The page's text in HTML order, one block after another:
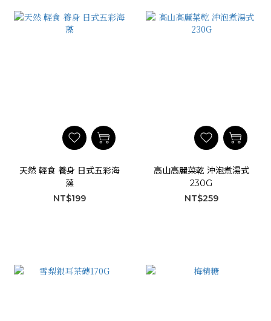
天然 輕食 養身 日式五彩海
藻
NT$199
高山高麗菜乾 沖泡煮湯式
230G
NT$259